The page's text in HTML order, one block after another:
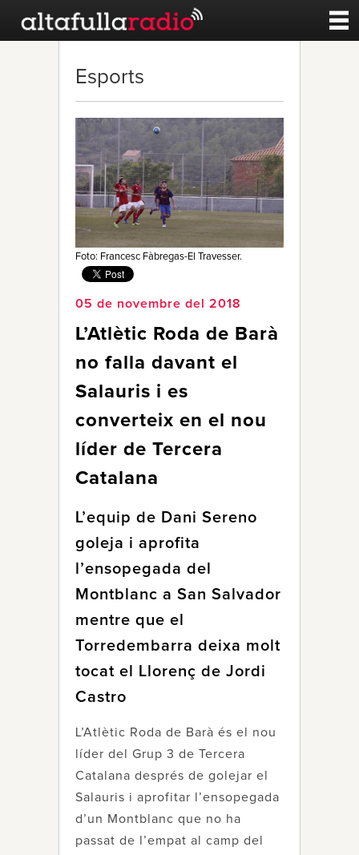
Esports
Noticies
Qui Som
Esports
Foto: Francesc Fàbregas-El Travesser.
05 de novembre del 2018
L’Atlètic Roda de Barà
no falla davant el
Salauris i es
converteix en el nou
líder de Tercera
Catalana
L’equip de Dani Sereno
goleja i aprofita
l’ensopegada del
Montblanc a San Salvador
mentre que el
Torredembarra deixa molt
tocat el Llorenç de Jordi
Castro
L’Atlètic Roda de Barà és el nou
líder del Grup 3 de Tercera
Catalana després de golejar el
Salauris i aprofitar l’ensopegada
d’un Montblanc que no ha
passat de l’empat al camp del